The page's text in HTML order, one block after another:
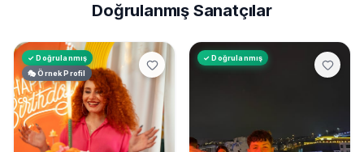
Doğrulanmış Sanatçılar
✓ Doğrulanmış
🎭 Örnek Profil
✓ Doğrulanmış